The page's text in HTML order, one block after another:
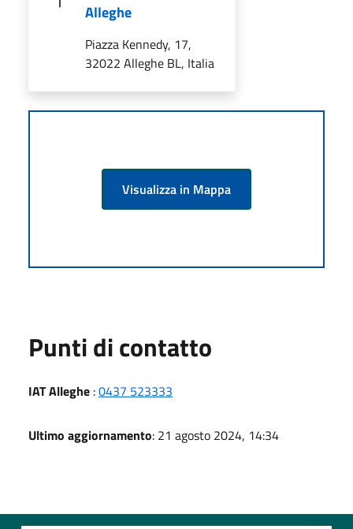
Alleghe
Piazza Kennedy, 17,
32022 Alleghe BL, Italia
Visualizza in Mappa
Punti di contatto
IAT Alleghe :0437 523333
Ultimo aggiornamento: 21 agosto 2024, 14:34